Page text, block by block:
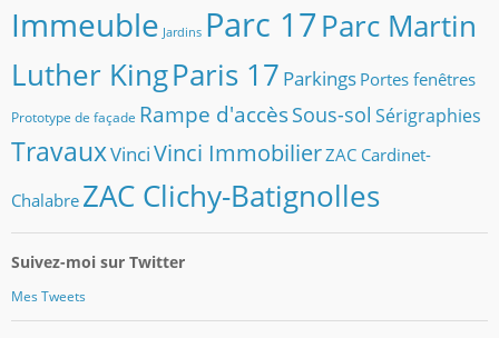
l
Immeuble Jardins Parc 17Parc Martin
Luther KingParis 17 Parkings Portes fenêtres
Prototype de façade Rampe d'accèsSous-sol Sérigraphies
TravauxVinciVinci ImmobilierZAC Cardinet-
Chalabre ZAC Clichy-Batignolles
Suivez-moi sur Twitter
Mes Tweets